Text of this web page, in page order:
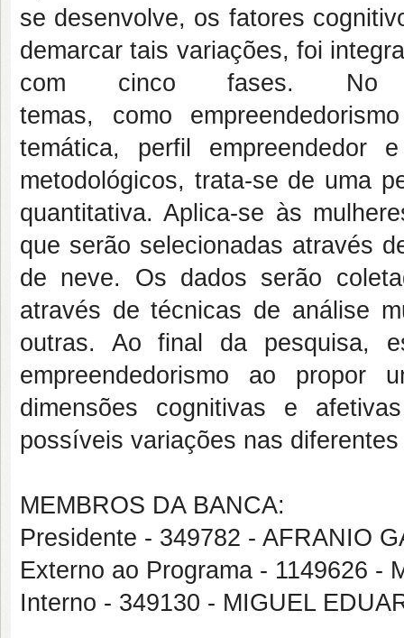
se desenvolve, os fatores
demarcar tais variações, foi
com cinco fases. No
temas, como
temática, perfil empreendedor
metodológicos, trata-se de uma
quantitativa. Aplica-se às
que serão selecionadas através
de neve. Os dados serão
através de técnicas de análise
outras. Ao final da pesquisa,
empreendedorismo ao propor
dimensões cognitivas e
possíveis variações nas
MEMBROS DA BANCA:
Presidente - 349782 - AFRANIO
Externo ao Programa - 1149626 -
Interno - 349130 - MIGUEL